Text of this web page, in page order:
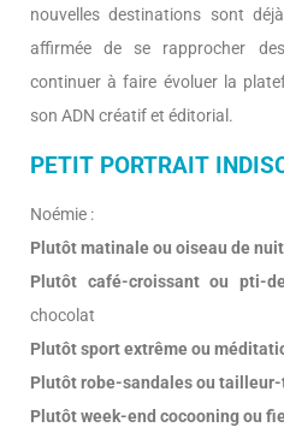
nouvelles destinations sont
affirmée de se rapprocher
continuer à faire évoluer la
son ADN créatif et éditorial.
PETIT PORTRAIT
Noémie :
Plutôt matinale ou oiseau de
Plutôt café-croissant ou pti-
chocolat
Plutôt sport extrême ou
Plutôt robe-sandales ou
Plutôt week-end cocooning ou